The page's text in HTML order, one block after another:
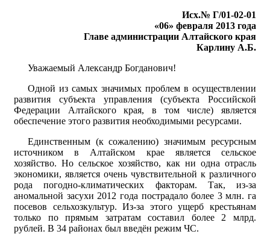
Исх.№ Г/01-02-01
«06» февраля 2013 года
Главе администрации Алтайского края
Карлину А.Б.
Уважаемый Александр Богданович!
Одной из самых значимых проблем в осуществлении
развития субъекта управления (субъекта Российской
Федерации Алтайского края, в том числе) является
обеспечение этого развития необходимыми ресурсами.
Единственным (к сожалению) значимым ресурсным
источником в Алтайском крае является сельское
хозяйство. Но сельское хозяйство, как ни одна отрасль
экономики, является очень чувствительной к различного
рода погодно-климатических факторам. Так, из-за
аномальной засухи 2012 года пострадало более 3 млн. га
посевов сельхозкультур. Из-за этого ущерб крестьянам
только по прямым затратам составил более 2 млрд.
рублей. В 34 районах был введён режим ЧС.